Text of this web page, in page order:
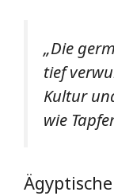
„Die
tief
Kultur
wie